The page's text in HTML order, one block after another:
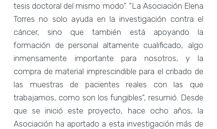
tesis doctoral del mismo modo”. “La Asociación Elena
Torres no solo ayuda en la investigación contra el
cáncer, sino que también está apoyando la
formación de personal altamente cualificado, algo
inmensamente importante para nosotros, y la
compra de material imprescindible para el cribado de
las muestras de pacientes reales con las que
trabajamos, como son los fungibles”, resumió. Desde
que se inició este proyecto, hace ocho años, la
Asociación ha aportado a esta investigación más de